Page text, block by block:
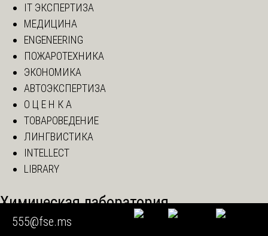
IT ЭКСПЕРТИЗА
МЕДИЦИНА
ENGENEERING
ПОЖАРОТЕХНИКА
ЭКОНОМИКА
АВТОЭКСПЕРТИЗА
О Ц Е Н К А
ТОВАРОВЕДЕНИЕ
ЛИНГВИСТИКА
INTELLECT
LIBRARY
Химическая лаборатория
555@fse.ms